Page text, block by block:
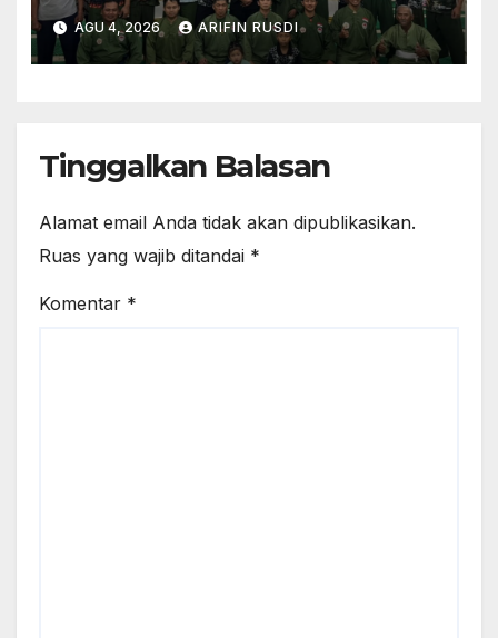
Bulan Agustus 2026
AGU 4, 2026 ARIFIN RUSDI
Tinggalkan Balasan
Alamat email Anda tidak akan dipublikasikan.
Ruas yang wajib ditandai *
Komentar *